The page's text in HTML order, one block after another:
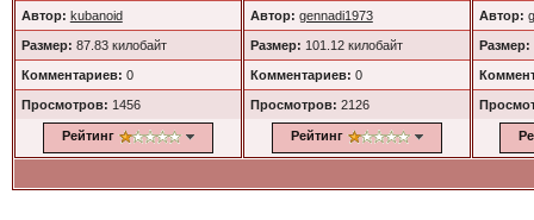
Автор: kubanoid
Размер: 87.83 килобайт
Комментариев: 0
Просмотров: 1456
Рейтинг
Автор: gennadi1973
Размер: 101.12 килобайт
Комментариев: 0
Просмотров: 2126
Рейтинг
Автор:
Размер: